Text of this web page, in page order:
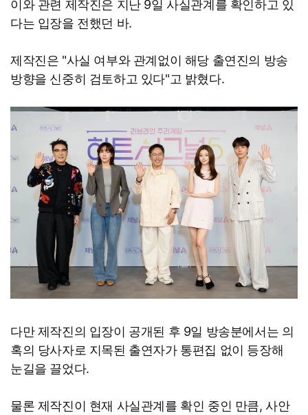
이와 관련 제작진은 지난 9일 사실관계를 확인하고 있
다는 입장을 전했던 바.
제작진은 "사실 여부와 관계없이 해당 출연진의 방송
방향을 신중히 검토하고 있다"고 밝혔다.
다만 제작진의 입장이 공개된 후 9일 방송분에서는 의
혹의 당사자로 지목된 출연자가 통편집 없이 등장해
눈길을 끌었다.
물론 제작진이 현재 사실관계를 확인 중인 만큼, 사안